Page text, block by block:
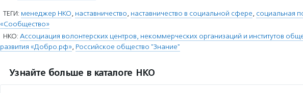
ТЕГИ: менеджер НКО, наставничество, наставничество в социальной сфере, социальная
«Сообщество»
НКО: Ассоциация волонтерских центров, некоммерческих организаций и институтов
развития «Добро.рф», Российское общество "Знание"
Узнайте больше в каталоге НКО